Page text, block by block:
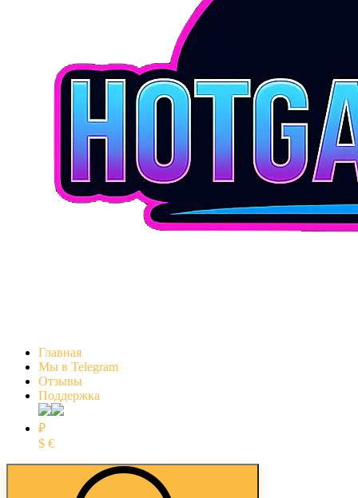
Главная
Мы в Telegram
Отзывы
Поддержка
₽
$ €